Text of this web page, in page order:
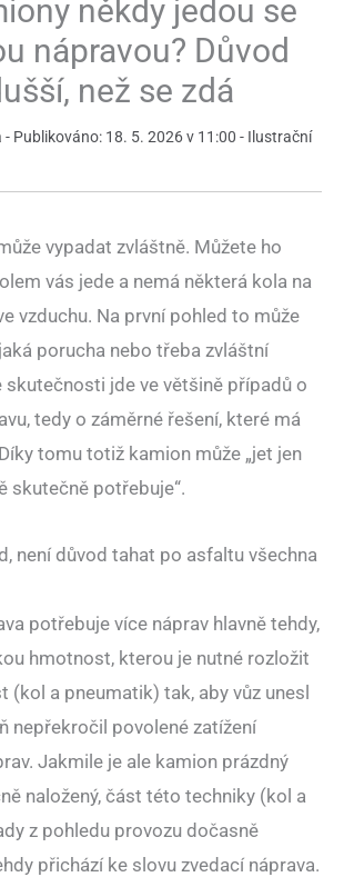
někdy jedou se
nápravou? Důvod
než se zdá
Publikováno: 18. 5. 2026 v 11:00 - Ilustrační
vypadat zvláštně. Můžete ho
vás jede a nemá některá kola na
vzduchu. Na první pohled to může
porucha nebo třeba zvláštní
skutečnosti jde ve většině případů o
tedy o záměrné řešení, které má
tomu totiž kamion může „jet jen
skutečně potřebuje“.
není důvod tahat po asfaltu všechna
potřebuje více náprav hlavně tehdy,
hmotnost, kterou je nutné rozložit
(kol a pneumatik) tak, aby vůz unesl
nepřekročil povolené zatížení
Jakmile je ale kamion prázdný
naložený, část této techniky (kol a
z pohledu provozu dočasně
přichází ke slovu zvedací náprava.